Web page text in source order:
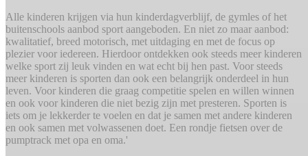
Alle kinderen krijgen via hun kinderdagverblijf, de gymles of het
buitenschools aanbod sport aangeboden. En niet zo maar aanbod:
kwalitatief, breed motorisch, met uitdaging en met de focus op
plezier voor iedereen. Hierdoor ontdekken ook steeds meer kinderen
welke sport zij leuk vinden en wat echt bij hen past. Voor steeds
meer kinderen is sporten dan ook een belangrijk onderdeel in hun
leven. Voor kinderen die graag competitie spelen en willen winnen
en ook voor kinderen die niet bezig zijn met presteren. Sporten is
iets om je lekkerder te voelen en dat je samen met andere kinderen
en ook samen met volwassenen doet. Een rondje fietsen over de
pumptrack met opa en oma.'